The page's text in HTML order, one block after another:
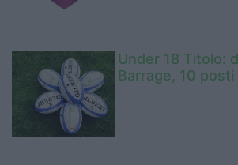
Under 18 Titolo:
Barrage, 10